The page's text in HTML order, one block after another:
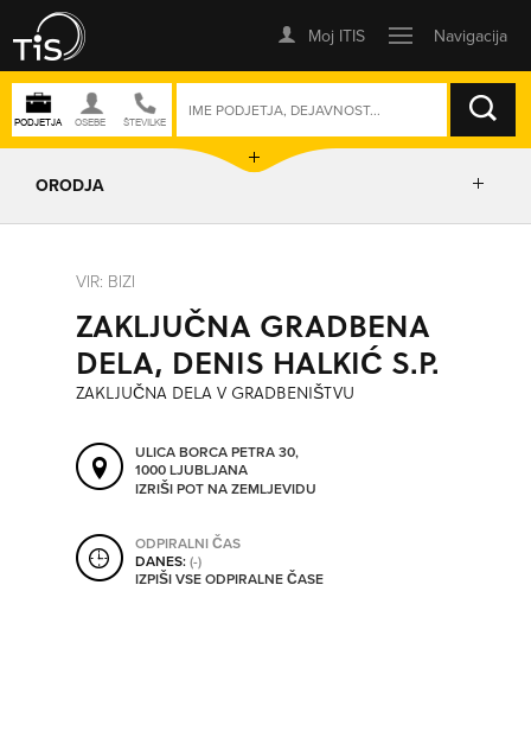
ISKANJE
ORODJA
IZRIŠI POT
POŠLJI SMS
ORODJA
SHRANI V MOJ ITIS
VIR: BIZI
ZAKLJUČNA GRADBENA
DELA, DENIS HALKIĆ S.P.
ZAKLJUČNA DELA V GRADBENIŠTVU
ULICA BORCA PETRA 30,
1000 LJUBLJANA
IZRIŠI POT NA ZEMLJEVIDU
ODPIRALNI ČAS
DANES:(-)
IZPIŠI VSE ODPIRALNE ČASE